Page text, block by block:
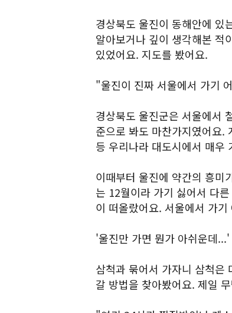
경상북도 울진이 동해안에 있
알아보거나 깊이 생각해본 적
있었어요. 지도를 봤어요.
"울진이 진짜 서울에서 가기
경상북도 울진군은 서울에서
준으로 봐도 마찬가지였어요.
등 우리나라 대도시에서 매우
이때부터 울진에 약간의 흥미
는 12월이라 가기 싫어서 다
이 떠올랐어요. 서울에서 가
'울진만 가면 뭔가 아쉬운데...'
삼척과 묶어서 가자니 삼척은
갈 방법을 찾아봤어요. 제일